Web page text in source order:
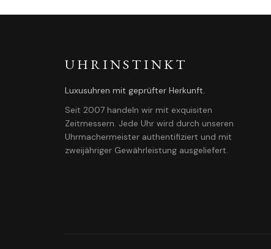
UHRINSTINKT
Luxusuhren mit geprüfter Herkunft.
Seit 2007 handeln wir mit exquisiten
Zeitmessern. Jede Uhr wird durch unseren
Uhrmachermeister authentifiziert und mit
zweijähriger Gewährleistung ausgeliefert.